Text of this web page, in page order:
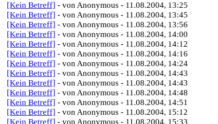
[Kein Betreff] - von Anonymous - 11.08.2004, 13:25
[Kein Betreff] - von Anonymous - 11.08.2004, 13:45
[Kein Betreff] - von Anonymous - 11.08.2004, 13:56
[Kein Betreff] - von Anonymous - 11.08.2004, 14:00
[Kein Betreff] - von Anonymous - 11.08.2004, 14:12
[Kein Betreff] - von Anonymous - 11.08.2004, 14:16
[Kein Betreff] - von Anonymous - 11.08.2004, 14:24
[Kein Betreff] - von Anonymous - 11.08.2004, 14:43
[Kein Betreff] - von Anonymous - 11.08.2004, 14:43
[Kein Betreff] - von Anonymous - 11.08.2004, 14:48
[Kein Betreff] - von Anonymous - 11.08.2004, 14:51
[Kein Betreff] - von Anonymous - 11.08.2004, 15:12
[Kein Betreff] - von Anonymous - 11.08.2004, 15:33